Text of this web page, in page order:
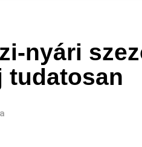
nyári
tudatosan